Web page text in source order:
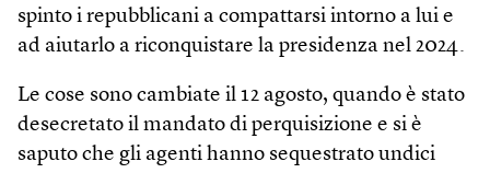
spinto i repubblicani a compattarsi intorno a lui e
ad aiutarlo a riconquistare la presidenza nel 2024.
Le cose sono cambiate il 12 agosto, quando è stato
desecretato il mandato di perquisizione e si è
saputo che gli agenti hanno sequestrato undici